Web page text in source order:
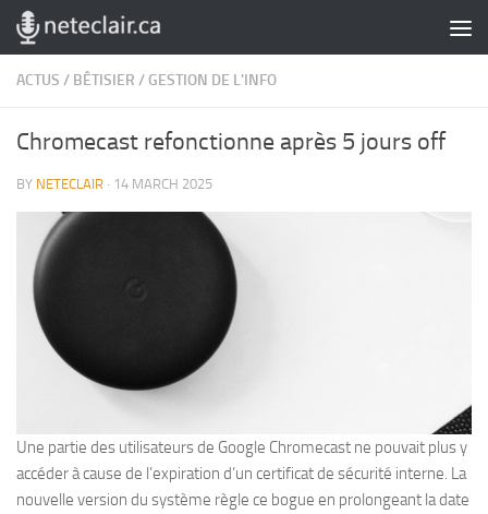
Skip to content
ACTUS / BÊTISIER / GESTION DE L'INFO
Chromecast refonctionne après 5 jours off
BY NETECLAIR · 14 MARCH 2025
Une partie des utilisateurs de Google Chromecast ne pouvait plus y
accéder à cause de l’expiration d’un certificat de sécurité interne. La
nouvelle version du système règle ce bogue en prolongeant la date